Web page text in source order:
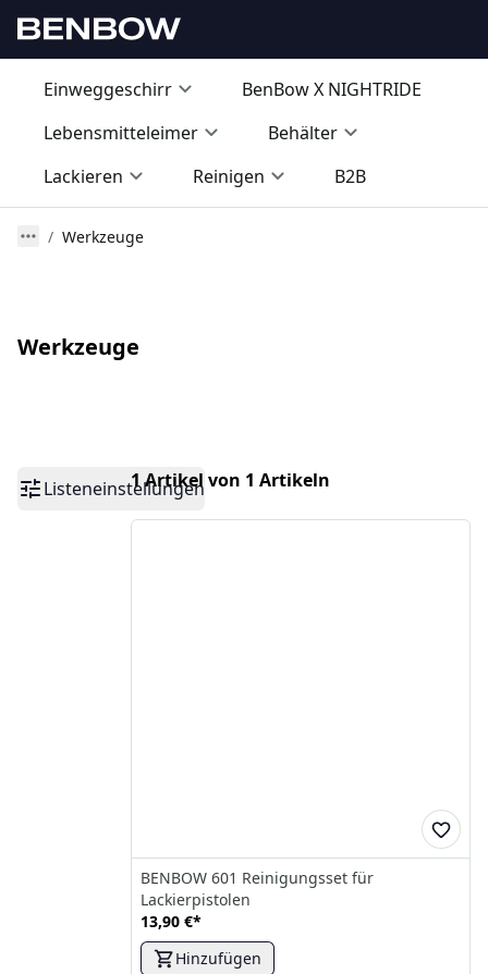
Einweggeschirr
BenBow X NIGHTRIDE
Lebensmitteleimer
Behälter
Lackieren
Reinigen B2B
Werkzeuge
Werkzeuge
Listeneinstellungen1 Artikel von 1 Artikeln
BENBOW 601 Reinigungsset für
Lackierpistolen
13,90 €*
Hinzufügen